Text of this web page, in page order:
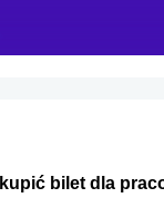
bilet dla